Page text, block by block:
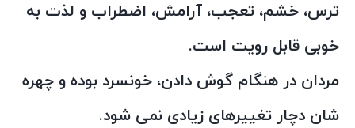
ترس، خشم، تعجب، آرامش، اضطراب و لذت به
خوبی قابل رویت است.
مردان در هنگام گوش دادن، خونسرد بوده و چهره
شان دچار تغییرهای زیادی نمی شود.